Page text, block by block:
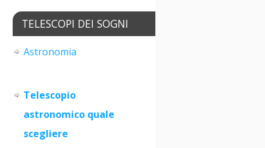
TELESCOPI DEI SOGNI
Astronomia
Telescopio
astronomico quale
scegliere